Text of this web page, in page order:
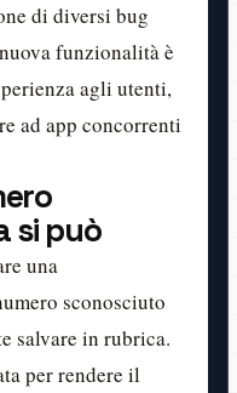
di diversi bug
funzionalità è
agli utenti,
ad app concorrenti
si può
una
sconosciuto
salvare in rubrica.
per rendere il